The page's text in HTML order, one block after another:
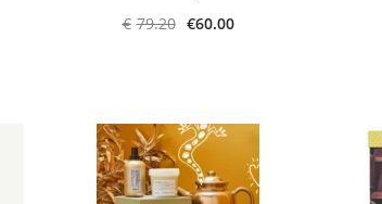
€ 79.20 €60.00